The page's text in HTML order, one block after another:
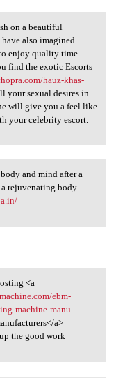
crush on
on a beautiful
also imagined
enjoy quality time
find the exotic Escorts
hauz-khas-
your sexual desires in
will give you a feel like
your celebrity escort.
body
and mind after a
a rejuvenating body
<a
ebm-
machine-manu...
a>
the good work